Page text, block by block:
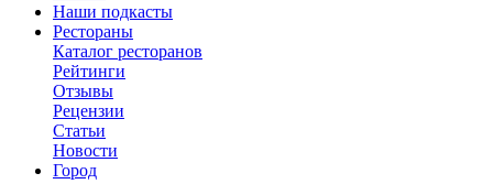
Наши подкасты
Рестораны
Каталог ресторанов
Рейтинги
Отзывы
Рецензии
Статьи
Новости
Город